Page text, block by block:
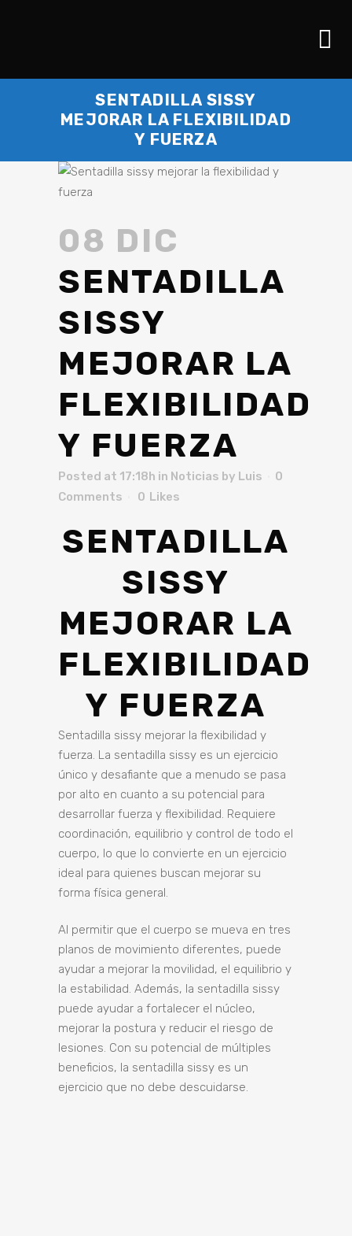
SENTADILLA SISSY
MEJORAR LA FLEXIBILIDAD
Y FUERZA
08 DIC
SENTADILLA
SISSY
MEJORAR LA
FLEXIBILIDAD
Y FUERZA
Posted at 17:18h in Noticias by Luis
0
Comments
0 Likes
SENTADILLA
SISSY
MEJORAR LA
FLEXIBILIDAD
Y FUERZA
Sentadilla sissy mejorar la flexibilidad y
fuerza. La sentadilla sissy es un ejercicio
único y desafiante que a menudo se pasa
por alto en cuanto a su potencial para
desarrollar fuerza y flexibilidad. Requiere
coordinación, equilibrio y control de todo el
cuerpo, lo que lo convierte en un ejercicio
ideal para quienes buscan mejorar su
forma física general.
Al permitir que el cuerpo se mueva en tres
planos de movimiento diferentes, puede
ayudar a mejorar la movilidad, el equilibrio y
la estabilidad. Además, la sentadilla sissy
puede ayudar a fortalecer el núcleo,
mejorar la postura y reducir el riesgo de
lesiones. Con su potencial de múltiples
beneficios, la sentadilla sissy es un
ejercicio que no debe descuidarse.